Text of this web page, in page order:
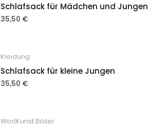
Schlafsack für Mädchen und Jungen
35,50 €
Kleidung
Schlafsack für kleine Jungen
35,50 €
WortKunst Bilder